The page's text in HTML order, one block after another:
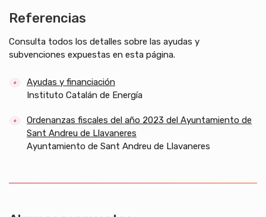
Referencias
Consulta todos los detalles sobre las ayudas y
subvenciones expuestas en esta página.
Ayudas y financiación
Instituto Catalán de Energía
Ordenanzas fiscales del año 2023 del Ayuntamiento de
Sant Andreu de Llavaneres
Ayuntamiento de Sant Andreu de Llavaneres